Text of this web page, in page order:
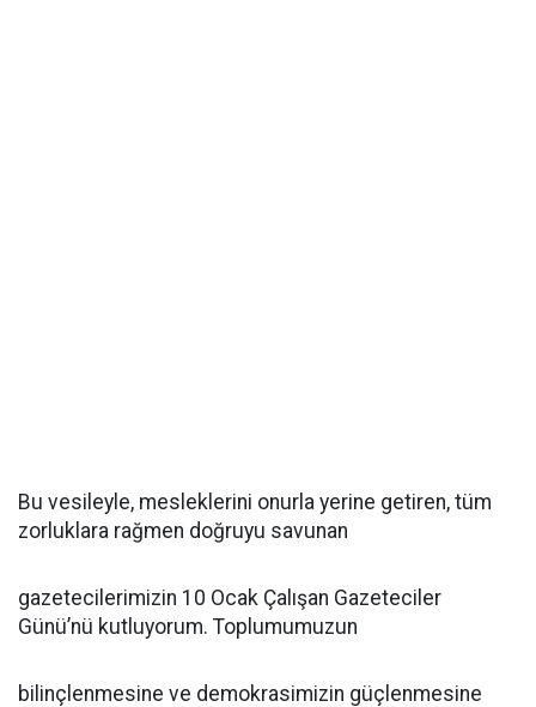
Bu vesileyle, mesleklerini onurla yerine getiren, tüm
zorluklara rağmen doğruyu savunan
gazetecilerimizin 10 Ocak Çalışan Gazeteciler
Günü’nü kutluyorum. Toplumumuzun
bilinçlenmesine ve demokrasimizin güçlenmesine